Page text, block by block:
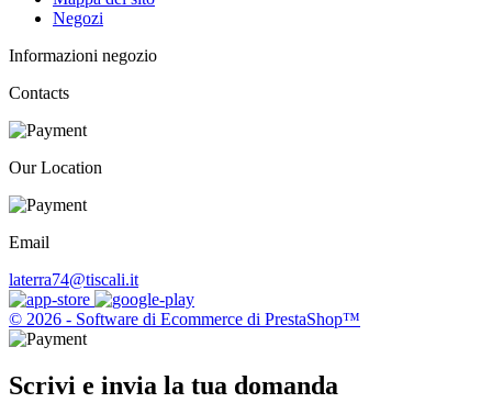
Negozi
Informazioni negozio
Contacts
Our Location
Email
laterra74@tiscali.it
© 2026 - Software di Ecommerce di PrestaShop™
Scrivi e invia la tua domanda